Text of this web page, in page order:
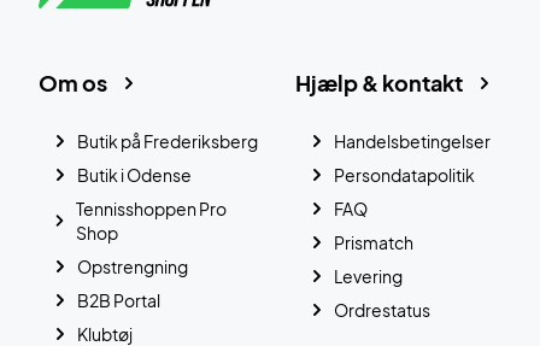
Hjælp & kontakt
Handelsbetingelser
Persondatapolitik
FAQ
Prismatch
Levering
Ordrestatus
Om os
Butik på Frederiksberg
Butik i Odense
Tennisshoppen Pro
Shop
Opstrengning
B2B Portal
Klubtøj